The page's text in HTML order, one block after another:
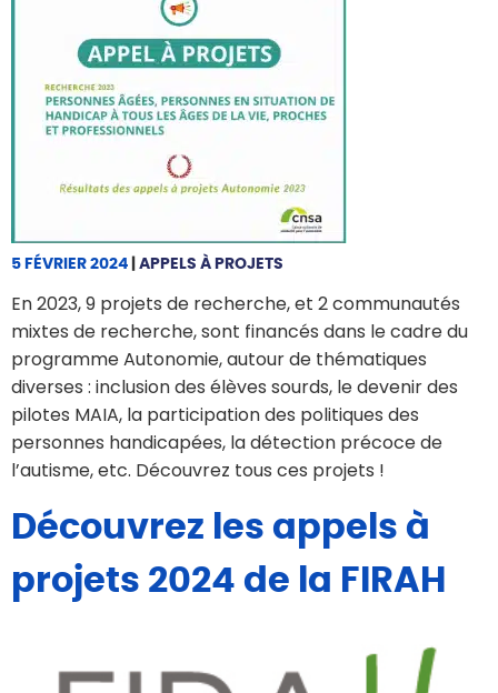
5 FÉVRIER 2024 APPELS À PROJETS
En 2023, 9 projets de recherche, et 2 communautés
mixtes de recherche, sont financés dans le cadre du
programme Autonomie, autour de thématiques
diverses : inclusion des élèves sourds, le devenir des
pilotes MAIA, la participation des politiques des
personnes handicapées, la détection précoce de
l’autisme, etc. Découvrez tous ces projets !
Découvrez les appels à
projets 2024 de la FIRAH